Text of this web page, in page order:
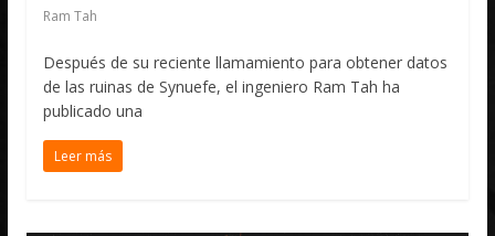
Ram Tah
Después de su reciente llamamiento para obtener datos
de las ruinas de Synuefe, el ingeniero Ram Tah ha
publicado una
Leer más